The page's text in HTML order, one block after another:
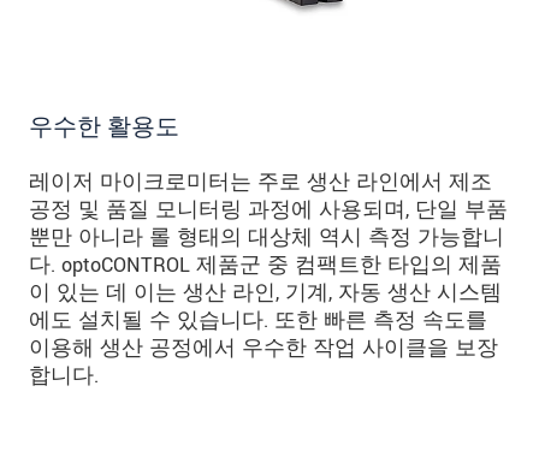
우수한 활용도
레이저 마이크로미터는 주로 생산 라인에서 제조
공정 및 품질 모니터링 과정에 사용되며, 단일 부품
뿐만 아니라 롤 형태의 대상체 역시 측정 가능합니
다. optoCONTROL 제품군 중 컴팩트한 타입의 제품
이 있는 데 이는 생산 라인, 기계, 자동 생산 시스템
에도 설치될 수 있습니다. 또한 빠른 측정 속도를
이용해 생산 공정에서 우수한 작업 사이클을 보장
합니다.